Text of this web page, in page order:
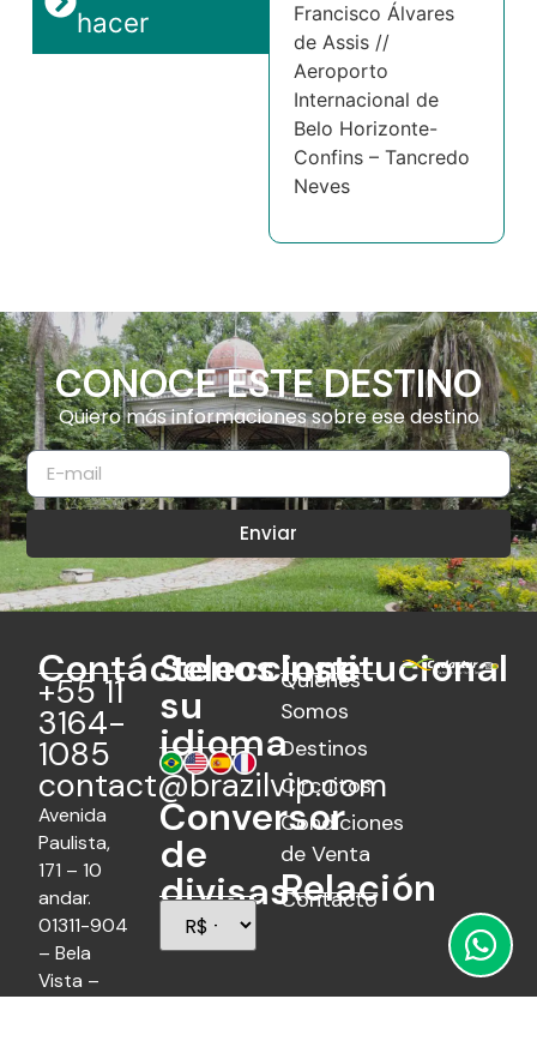
hacer
Francisco Álvares
de Assis //
Aeroporto
Internacional de
Belo Horizonte-
Confins – Tancredo
Neves
CONOCE ESTE DESTINO
Quiero más informaciones sobre ese destino
Enviar
Contáctenos
+55 11
3164-
1085
contact@brazilvip.com
Avenida
Paulista,
171 – 10
andar.
01311-904
– Bela
Vista –
Seleccione
su
idioma
Conversor
de
divisas
Institucional
Quiénes
Somos
Destinos
Circuitos
Condiciones
de Venta
Relación
Contacto